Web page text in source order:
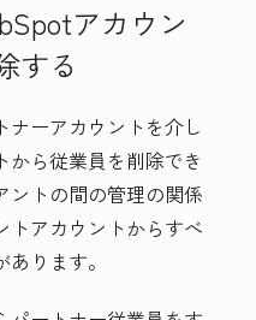
アカウン
する
ーアカウントを介し
から従業員を削除でき
ントの間の管理の関係
トアカウントからすべ
ります。